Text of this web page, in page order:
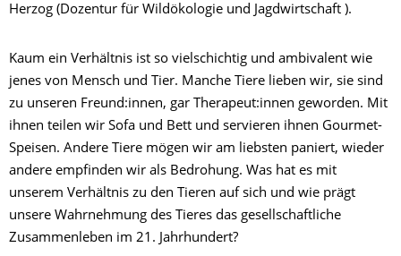
Herzog (Dozentur für Wildökologie und Jagdwirtschaft ).
Kaum ein Verhältnis ist so vielschichtig und ambivalent wie
jenes von Mensch und Tier. Manche Tiere lieben wir, sie sind
zu unseren Freund:innen, gar Therapeut:innen geworden. Mit
ihnen teilen wir Sofa und Bett und servieren ihnen Gourmet-
Speisen. Andere Tiere mögen wir am liebsten paniert, wieder
andere empfinden wir als Bedrohung. Was hat es mit
unserem Verhältnis zu den Tieren auf sich und wie prägt
unsere Wahrnehmung des Tieres das gesellschaftliche
Zusammenleben im 21. Jahrhundert?